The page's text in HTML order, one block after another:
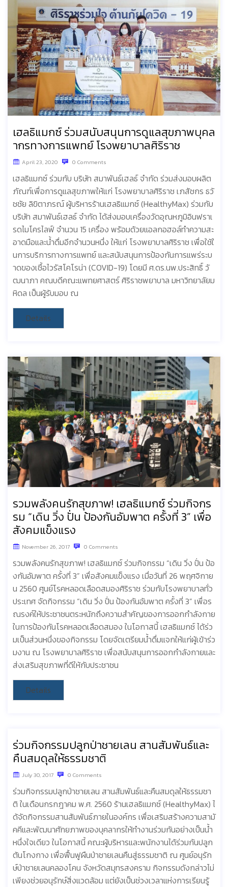
เฮลธิแมกซ์ ร่วมสนับสนุนการดูแลสุขภาพบุคล
ากรทางการแพทย์ โรงพยาบาลศิริราช
April 23, 2020 0 Comments
เฮลธิแมกซ์ ร่วมกับ บริษัท สมาพันธ์เฮลธ์ จำกัด ร่วมส่งมอบผลิต
ภัณฑ์เพื่อการดูแลสุขภาพให้แก่ โรงพยาบาลศิริราช เภสัชกร ธวั
ชชัย ลิขิตาภรณ์ ผู้บริหารร้านเฮลธิแมกซ์ (HealthyMax) ร่วมกับ
บริษัท สมาพันธ์เฮลธ์ จำกัด ได้ส่งมอบเครื่องวัดอุณหภูมิอินฟราเ
รดไมโครไลฟ์ จำนวน 15 เครื่อง พร้อมด้วยแอลกอฮอล์ทำความสะ
อาดมือและน้ำดื่มอีกจำนวนหนึ่ง ให้แก่ โรงพยาบาลศิริราช เพื่อใช้ใ
นการบริการทางการแพทย์ และสนับสนุนการป้องกันการแพร่ระบ
าดของเชื้อไวรัสโคโรน่า (COVID-19) โดยมี ศ.ดร.นพ.ประสิทธิ์ วั
ฒนาภา คณบดีคณะแพทยศาสตร์ ศิริราชพยาบาล มหาวิทยาลัยม
หิดล เป็นผู้รับมอบ ณ
Details
รวมพลังคนรักสุขภาพ! เฮลธิแมกซ์ ร่วมกิจกร
รม “เดิน วิ่ง ปั่น ป้องกันอัมพาต ครั้งที่ 3” เพื่อ
สังคมแข็งแรง
November 26, 2017 0 Comments
รวมพลังคนรักสุขภาพ! เฮลธิแมกซ์ ร่วมกิจกรรม “เดิน วิ่ง ปั่น ป้อ
งกันอัมพาต ครั้งที่ 3” เพื่อสังคมแข็งแรง เมื่อวันที่ 26 พฤศจิกาย
น 2560 ศูนย์โรคหลอดเลือดสมองศิริราช ร่วมกับโรงพยาบาลทั่ว
ประเทศ จัดกิจกรรม “เดิน วิ่ง ปั่น ป้องกันอัมพาต ครั้งที่ 3” เพื่อร
ณรงค์ให้ประชาชนตระหนักถึงความสำคัญของการออกกำลังกาย
ในการป้องกันโรคหลอดเลือดสมอง ในโอกาสนี้ เฮลธิแมกซ์ ได้ร่ว
มเป็นส่วนหนึ่งของกิจกรรม โดยจัดเตรียมน้ำดื่มแจกให้แก่ผู้เข้าร่ว
มงาน ณ โรงพยาบาลศิริราช เพื่อสนับสนุนการออกกำลังกายและ
ส่งเสริมสุขภาพที่ดีให้กับประชาชน
Details
ร่วมกิจกรรมปลูกป่าชายเลน สานสัมพันธ์และ
คืนสมดุลให้ธรรมชาติ
July 30, 2017 0 Comments
ร่วมกิจกรรมปลูกป่าชายเลน สานสัมพันธ์และคืนสมดุลให้ธรรมชา
ติ ในเดือนกรกฎาคม พ.ศ. 2560 ร้านเฮลธิแมกซ์ (HealthyMax) ไ
ด้จัดกิจกรรมสานสัมพันธ์ภายในองค์กร เพื่อเสริมสร้างความสามั
คคีและพัฒนาศักยภาพของบุคลากรให้ทำงานร่วมกันอย่างเป็นน้ำ
หนึ่งใจเดียว ในโอกาสนี้ คณะผู้บริหารและพนักงานได้ร่วมกันปลูก
ต้นโกงกาง เพื่อฟื้นฟูผืนป่าชายเลนคืนสู่ธรรมชาติ ณ ศูนย์อนุรัก
ษ์ป่าชายเลนคลองโคน จังหวัดสมุทรสงคราม กิจกรรมดังกล่าวไม่
เพียงช่วยอนุรักษ์สิ่งแวดล้อม แต่ยังเป็นช่วงเวลาแห่งการเรียนรู้